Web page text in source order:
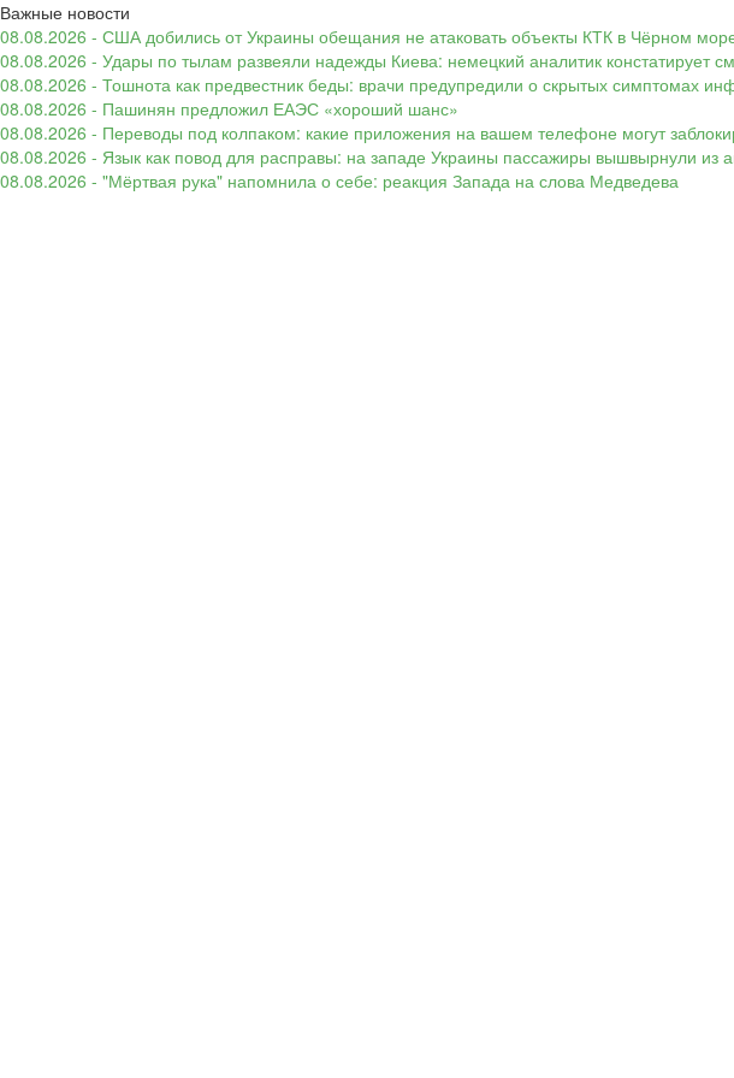
Важные новости
08.08.2026 - США добились от Украины обещания не атаковать объекты КТК в Чёрном
08.08.2026 - Удары по тылам развеяли надежды Киева: немецкий аналитик констатирует
08.08.2026 - Тошнота как предвестник беды: врачи предупредили о скрытых симптомах
08.08.2026 - Пашинян предложил ЕАЭС «хороший шанс»
08.08.2026 - Переводы под колпаком: какие приложения на вашем телефоне могут
08.08.2026 - Язык как повод для расправы: на западе Украины пассажиры вышвырнули из
08.08.2026 - "Мёртвая рука" напомнила о себе: реакция Запада на слова Медведева